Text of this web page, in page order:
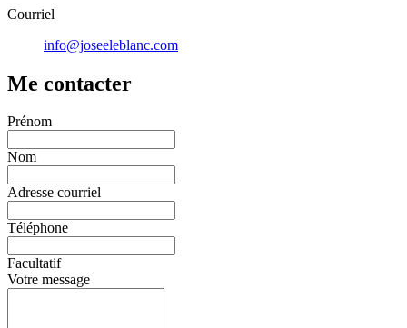
Courriel
info@joseeleblanc.com
Me contacter
Prénom
Nom
Adresse courriel
Téléphone
Facultatif
Votre message